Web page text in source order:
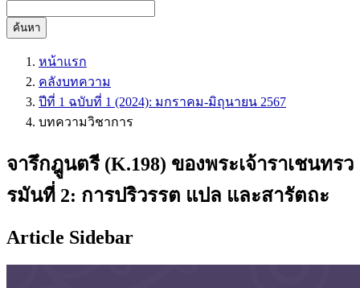
ค้นหา
หน้าแรก
คลังบทความ
ปีที่ 1 ฉบับที่ 1 (2024): มกราคม-มิถุนายน 2567
บทความวิชาการ
จารึกฎูนตรี (K.198) ของพระเจ้าราเชนทรว
รมันที่ 2: การปริวรรต แปล และสารัตถะ
Article Sidebar